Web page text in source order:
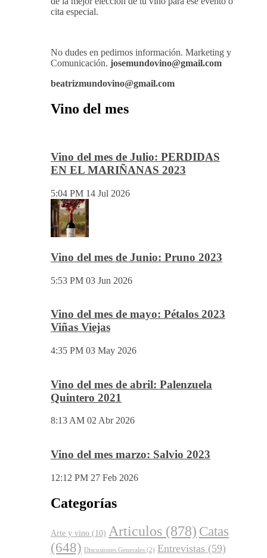
de la mejor elección de tu vino para ese evento o
cita especial.
No dudes en pedirnos información. Marketing y
Comunicación.josemundovino@gmail.com
Vino del mes
Vino del mes de Julio: PERDIDAS
EN EL MARIÑANAS 2023
5:53 PM 03 Jun 2026
4:35 PM 03 May 2026
Vino del mes marzo: Salvio 2023
27 Feb 2026
Categorías